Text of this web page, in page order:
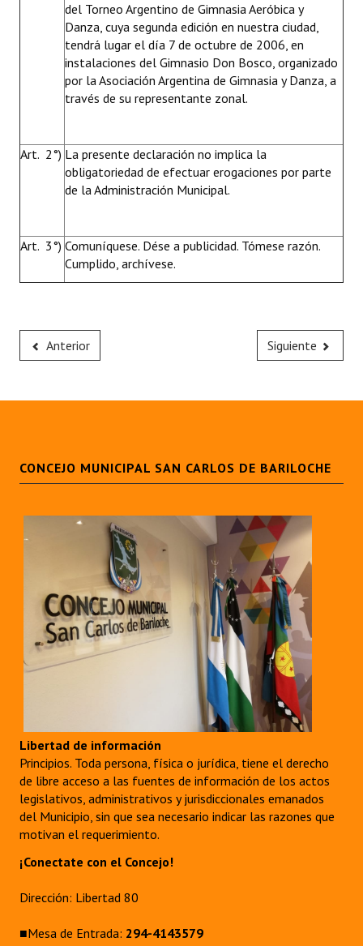
del Torneo Argentino de Gimnasia Aeróbica y
Danza, cuya segunda edición en nuestra ciudad,
tendrá lugar el día 7 de octubre de 2006, en
instalaciones del Gimnasio Don Bosco, organizado
por la Asociación Argentina de Gimnasia y Danza, a
través de su representante zonal.
Art. 2°) La presente declaración no implica la
obligatoriedad de efectuar erogaciones por parte
de la Administración Municipal.
Art. 3°) Comuníquese. Dése a publicidad. Tómese razón.
Cumplido, archívese.
Anterior Siguiente
CONCEJO MUNICIPAL SAN CARLOS DE BARILOCHE
Libertad de información
Principios. Toda persona, física o jurídica, tiene el derecho
de libre acceso a las fuentes de información de los actos
legislativos, administrativos y jurisdiccionales emanados
del Municipio, sin que sea necesario indicar las razones que
motivan el requerimiento.
¡Conectate con el Concejo!
Dirección: Libertad 80
■Mesa de Entrada: 294-4143579